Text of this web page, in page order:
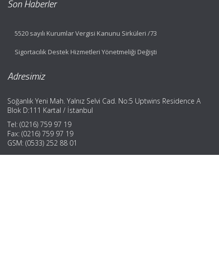
Son Haberler
5520 sayılı Kurumlar Vergisi Kanunu Sirküleri /73
Sigortacılık Destek Hizmetleri Yönetmeliği Değişti
Adresimiz
Soğanlık Yeni Mah. Yalnız Selvi Cad. No:5 Uptwins Residence A
Blok D:111 Kartal / İstanbul
Tel: (0216) 759 97 19
Fax: (0216) 759 97 19
GSM: (0533) 252 88 01